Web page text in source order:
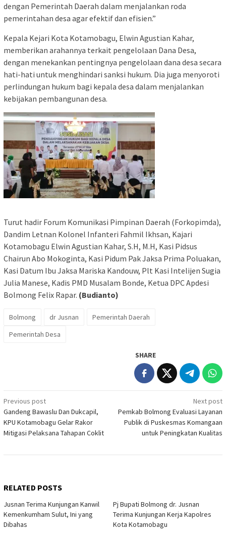
dengan Pemerintah Daerah dalam menjalankan roda
pemerintahan desa agar efektif dan efisien.”
Kepala Kejari Kota Kotamobagu, Elwin Agustian Kahar,
memberikan arahannya terkait pengelolaan Dana Desa,
dengan menekankan pentingnya pengelolaan dana desa secara
hati-hati untuk menghindari sanksi hukum. Dia juga menyoroti
perlindungan hukum bagi kepala desa dalam menjalankan
kebijakan pembangunan desa.
Turut hadir Forum Komunikasi Pimpinan Daerah (Forkopimda),
Dandim Letnan Kolonel Infanteri Fahmil Ikhsan, Kajari
Kotamobagu Elwin Agustian Kahar, S.H, M.H, Kasi Pidsus
Chairun Abo Mokoginta, Kasi Pidum Pak Jaksa Prima Poluakan,
Kasi Datum Ibu Jaksa Mariska Kandouw, Plt Kasi Intelijen Sugia
Julia Manese, Kadis PMD Musalam Bonde, Ketua DPC Apdesi
Bolmong Felix Rapar. (Budianto)
Bolmong dr Jusnan
Pemerintah Daerah
Pemerintah Desa
SHARE
Post
navigation
Previous post
Gandeng Bawaslu Dan Dukcapil,
KPU Kotamobagu Gelar Rakor
Mitigasi Pelaksana Tahapan Coklit
Next post
Pemkab Bolmong Evaluasi Layanan
Publik di Puskesmas Komangaan
untuk Peningkatan Kualitas
RELATED POSTS
Jusnan Terima Kunjungan Kanwil
Kemenkumham Sulut, Ini yang
Dibahas
Pj Bupati Bolmong dr. Jusnan
Terima Kunjungan Kerja Kapolres
Kota Kotamobagu